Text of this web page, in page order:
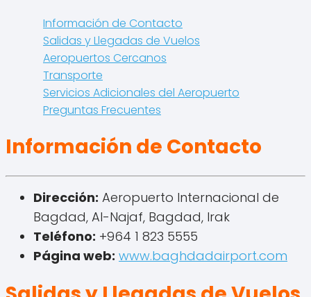
Información de Contacto
Salidas y Llegadas de Vuelos
Aeropuertos Cercanos
Transporte
Servicios Adicionales del Aeropuerto
Preguntas Frecuentes
Información de Contacto
Dirección: Aeropuerto Internacional de
Bagdad, Al-Najaf, Bagdad, Irak
Teléfono: +964 1 823 5555
Página web: www.baghdadairport.com